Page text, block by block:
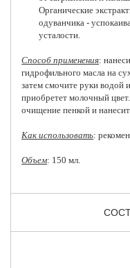
Органические
одуванчика -
усталости.
Способ применения:
гидрофильного масла на
затем смочите руки водой
приобретет молочный
очищение пенкой и
Как использовать:
Объем: 150 мл.